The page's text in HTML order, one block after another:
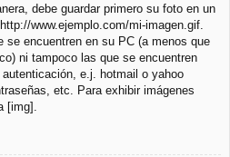
debe guardar primero su foto en un
www.ejemplo.com/mi-imagen.gif.
se encuentren en su PC (a menos que
ni tampoco las que se encuentren
e.j. hotmail o yahoo
etc. Para exhibir imágenes
[img].